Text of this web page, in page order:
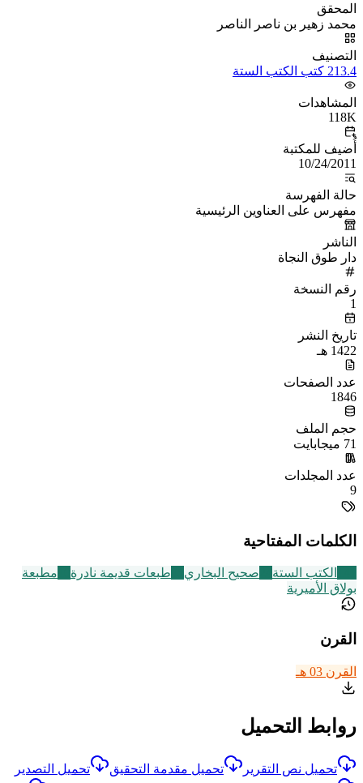
المحقق
محمد زهير بن ناصر الناصر
التصنيف
213.4 كتب الكتب الستة
المشاهدات
118K
أُضيف للمكتبة
10/24/2011
حالة الفهرسة
مفهرس على العناوين الرئيسية
الناشر
دار طوق النجاة
رقم النسخة
1
تاريخ النشر
1422 هـ
عدد الصفحات
1846
حجم الملف
71 ميجابايت
عدد المجلدات
9
الكلمات المفتاحية
الكتب الستة صحيح البخاري طبعات قديمة نادرة
مطبعة
بولاق الأميرية
القرن
القرن 03 هـ
روابط التحميل
تحميل نص التقرير تحميل مقدمة التحقيق
تحميل التصدير